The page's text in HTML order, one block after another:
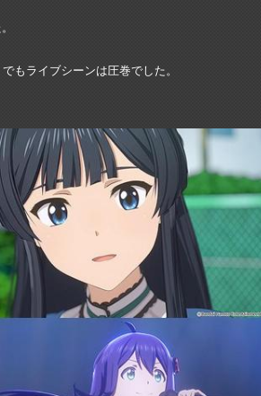
もライブシーンは圧巻でした。